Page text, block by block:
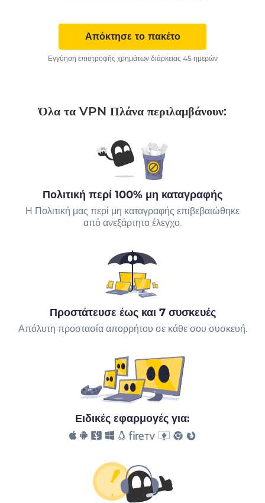
Απόκτησε το πακέτο
Εγγύηση επιστροφής χρημάτων διάρκειας 45 ημερών
Όλα τα VPN Πλάνα περιλαμβάνουν:
Πολιτική περί 100% μη καταγραφής
Η Πολιτική μας περί μη καταγραφής επιβεβαιώθηκε
από ανεξάρτητο έλεγχο.
Προστάτευσε έως και 7 συσκευές
Απόλυτη προστασία απορρήτου σε κάθε σου συσκευή.
Ειδικές εφαρμογές για: